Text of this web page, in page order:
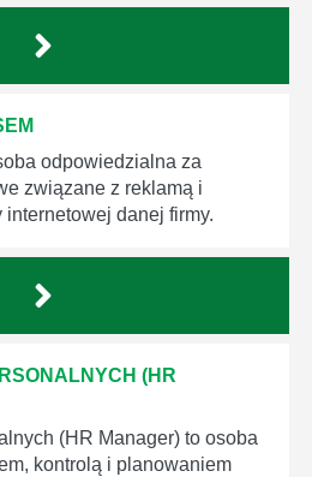
odpowiedzialna za
związane z reklamą i
danej firmy.
(HR
(HR Manager) to osoba
kontrolą i planowaniem